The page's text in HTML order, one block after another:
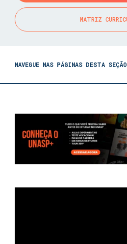
MATRIZ
NAVEGUE NAS PÁGINAS DESTA SEÇÃO